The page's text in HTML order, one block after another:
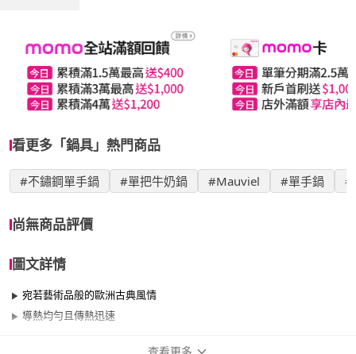
看更多「鍋具」熱門商品
#不鏽鋼單手鍋 #單把牛奶鍋 #Mauviel #單手鍋
尚無商品評價
圖文詳情
宛若藝術品般的歐洲古典風情
導熱均勻且傳熱迅速